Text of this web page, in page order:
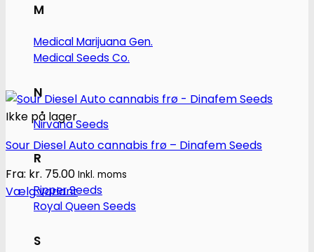
M
Medical Marijuana Gen.
Medical Seeds Co.
N
Nirvana Seeds
R
Ripper Seeds
Royal Queen Seeds
S
Ikke på lager
Sour Diesel Auto cannabis frø – Dinafem Seeds
Fra: kr. 75.00 Inkl. moms
Vælg variant
Dette